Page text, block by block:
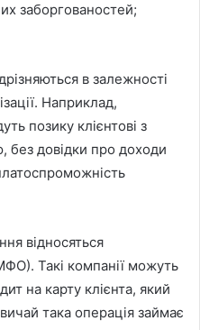
заборгованостей;
в залежності
Наприклад,
позику клієнтові з
без довідки про доходи
відносяться
Такі компанії можуть
на карту клієнта, який
така операція займає